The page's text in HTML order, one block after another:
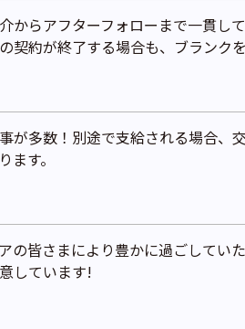
からアフターフォローまで一貫
契約が終了する場合も、ブランク
が多数！別途で支給される場合、
す。
の皆さまにより豊かに過ごして
しています!